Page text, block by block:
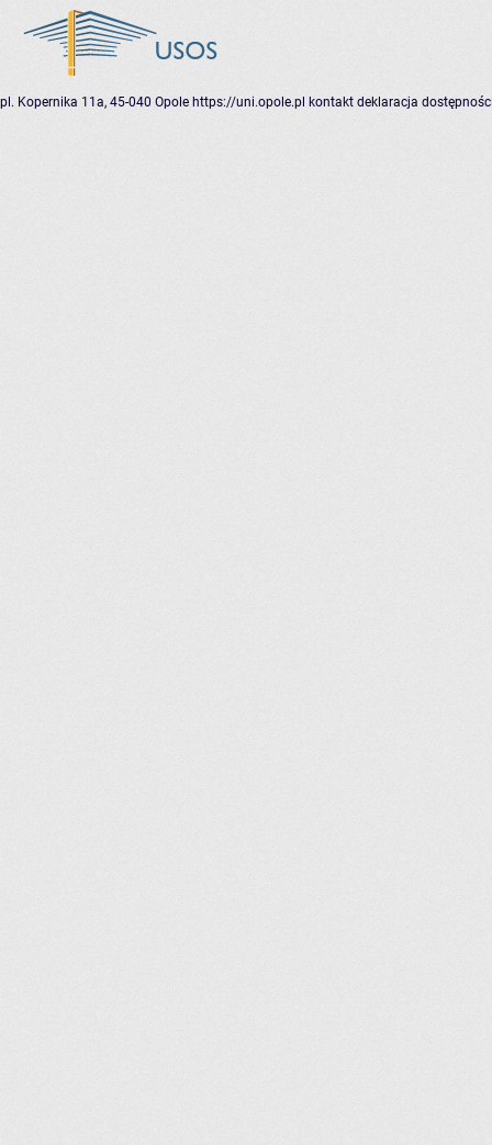
pl. Kopernika 11a, 45-040 Opole https://uni.opole.pl kontakt deklaracja